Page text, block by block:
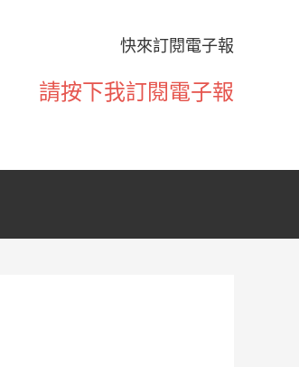
快來訂閱電子報
請按下我訂閱電子報